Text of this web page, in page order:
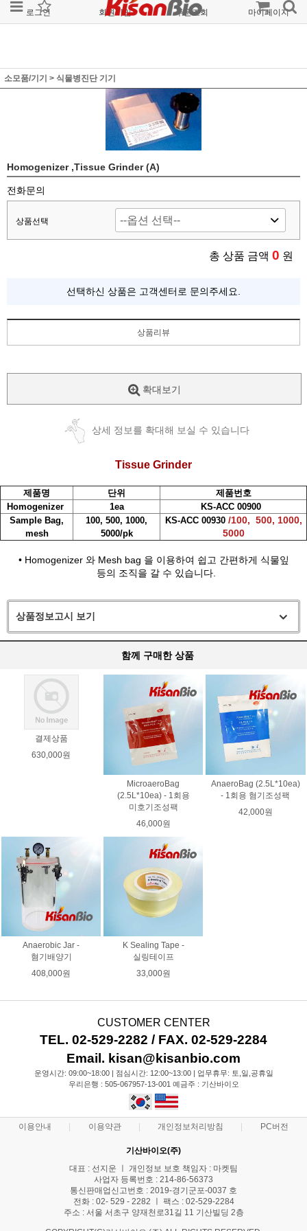
로그인 회원가입 주문조회 마이페이지
소모품/기기 > 식물병진단 기기
Homogenizer ,Tissue Grinder (A)
전화문의
상품선택
총 상품 금액 0 원
선택하신 상품은 고객센터로 문의주세요.
상품리뷰
확대보기
상세 정보를 확대해 보실 수 있습니다
Tissue Grinder
제품명 단위
제품번호
Homogenizer
1ea
KS-ACC 00900
Sample Bag,
mesh
100, 500, 1000,
5000/pk
KS-ACC 00930/100, 500, 1000,
5000
• Homogenizer 와 Mesh bag 을 이용하여 쉽고 간편하게 식물잎
등의 조직을 갈 수 있습니다.
상품정보고시 보기
함께 구매한 상품
결제상품
630,000원
MicroaeroBag
(2.5L*10ea) - 1회용
미호기조성팩
46,000원
AnaeroBag (2.5L*10ea)
- 1회용 혐기조성팩
42,000원
Anaerobic Jar -
혐기배양기
408,000원
K Sealing Tape -
실링테이프
33,000원
CUSTOMER CENTER
TEL. 02-529-2282 / FAX. 02-529-2284
Email. kisan@kisanbio.com
운영시간: 09:00~18:00 | 점심시간: 12:00~13:00 | 업무휴무: 토,일,공휴일
우리은행 : 505-067957-13-001 예금주 : 기산바이오
이용안내 이용약관 개인정보처리방침 PC버전
기산바이오(주)
대표 : 선지운 ㅣ 개인정보 보호 책임자 : 마켓팀
사업자 등록번호 : 214-86-56373
통신판매업신고번호 : 2019-경기군포-0037 호
전화 : 02- 529 - 2282 ㅣ 팩스 : 02-529-2284
주소 : 서울 서초구 양재천로31길 11 기산빌딩 2층